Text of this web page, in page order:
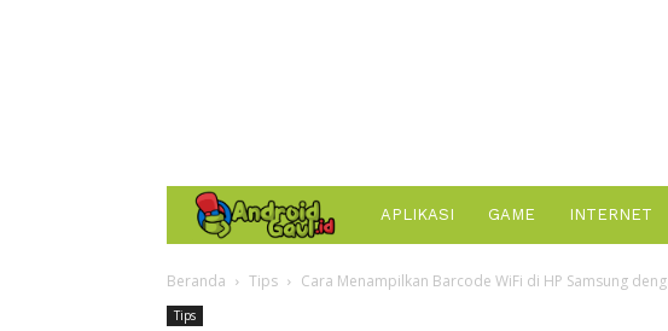
AndroidGaul.id
APLIKASI GAME INTERNET
Beranda Tips Cara Menampilkan Barcode WiFi di HP Samsung
Tips